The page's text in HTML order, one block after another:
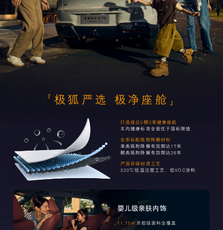
极狐严选 极净座舱
打造接近0醛0苯健康座舱
车内健康标准全面优于国标限值
全系标配吸附降解材料
苯类吸附降解有效期达17年
醛类吸附降解有效期达26年
严选环保材质工艺
220℃低温注塑工艺、低VOC涂料
婴儿级亲肤内饰
11.75㎡ 牙胶级面料全覆盖